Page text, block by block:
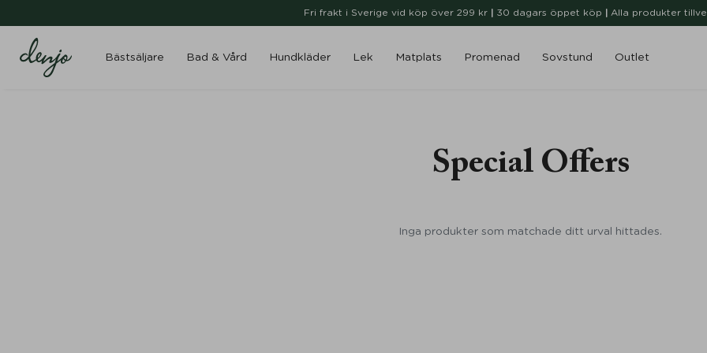
Fri frakt i Sverige vid köp över 299 kr 30 dagars öppet köp Alla produkter
Bästsäljare Bad & Vård Hundkläder Lek Matplats Promenad Sovstund Outlet
Special Offers
Inga produkter som matchade ditt urval hittades.